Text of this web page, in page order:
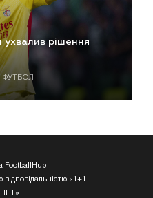
ухвалив рішення
ФУТБОЛ
FootballHub
«1+1